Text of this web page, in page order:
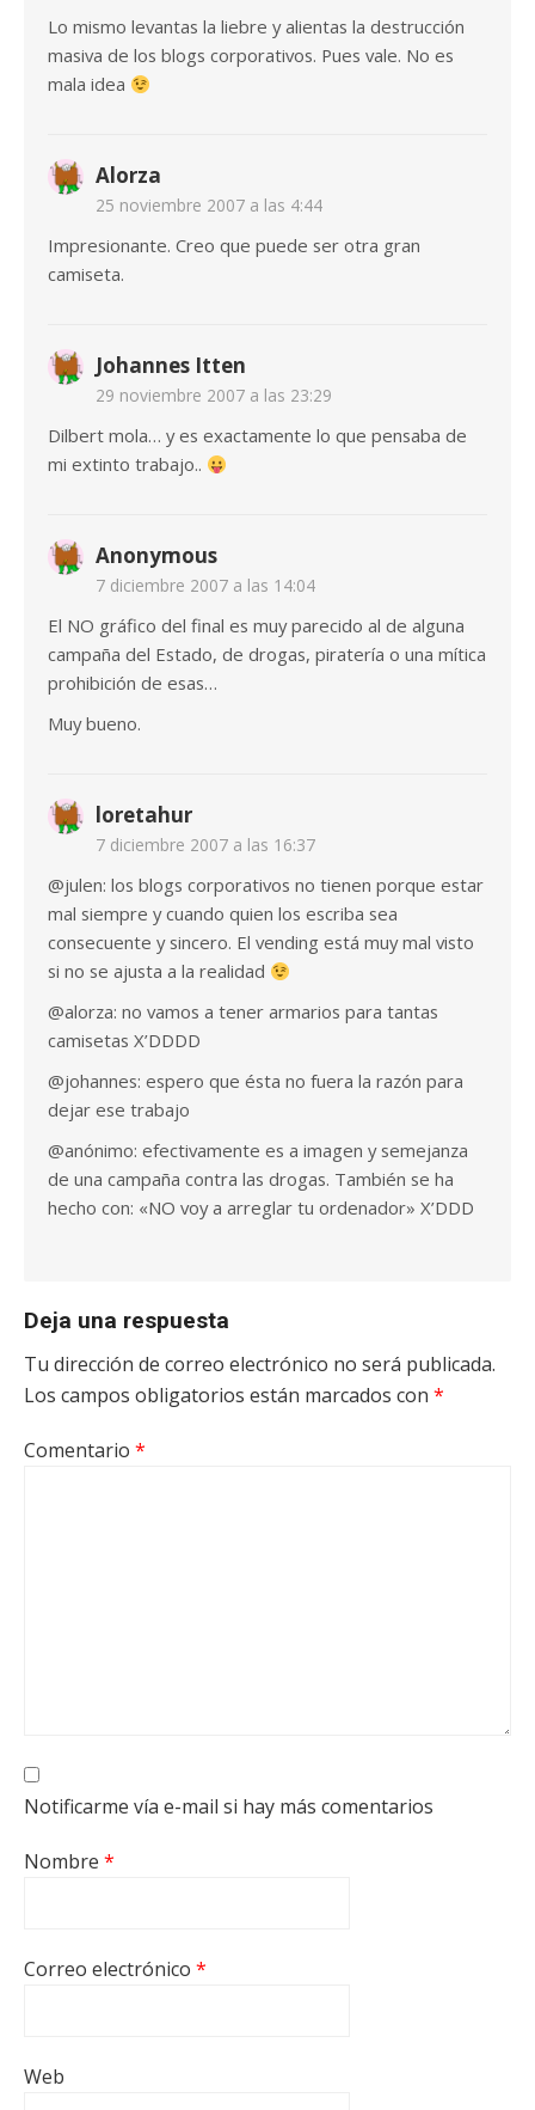
Lo mismo levantas la liebre y alientas la destrucción
masiva de los blogs corporativos. Pues vale. No es
mala idea
Alorza
25 noviembre 2007 a las 4:44
Impresionante. Creo que puede ser otra gran
camiseta.
Johannes Itten
29 noviembre 2007 a las 23:29
Dilbert mola… y es exactamente lo que pensaba de
mi extinto trabajo..
Anonymous
7 diciembre 2007 a las 14:04
El NO gráfico del final es muy parecido al de alguna
campaña del Estado, de drogas, piratería o una mítica
prohibición de esas…
Muy bueno.
loretahur
7 diciembre 2007 a las 16:37
@julen: los blogs corporativos no tienen porque estar
mal siempre y cuando quien los escriba sea
consecuente y sincero. El vending está muy mal visto
si no se ajusta a la realidad
@alorza: no vamos a tener armarios para tantas
camisetas X’DDDD
@johannes: espero que ésta no fuera la razón para
dejar ese trabajo
@anónimo: efectivamente es a imagen y semejanza
de una campaña contra las drogas. También se ha
hecho con: «NO voy a arreglar tu ordenador» X’DDD
Deja una respuesta
Tu dirección de correo electrónico no será publicada.
Los campos obligatorios están marcados con *
Comentario *
Notificarme vía e-mail si hay más comentarios
Nombre *
Correo electrónico *
Web